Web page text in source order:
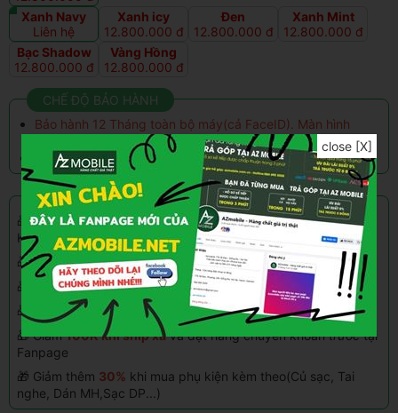
Xanh Navy
Liên hệ
Xanh icy
12.800.000 đ
Đen
12.800.000 đ
Xanh Mint
12.800.000 đ
Bạc Shadow
12.800.000 đ
Vàng Hồng
12.800.000 đ
CHẾ ĐỘ BẢO HÀNH
Bảo hành 12 Tháng toàn bộ máy(cả FaceID). Màn hình
Bao dùng đổi trả sản phẩm trong 15 ngày
CHƯƠNG TRÌNH KHUYẾN MÃI
🎁 Giảm thêm 5%tối đa500.000đkhi thanh toán qua
Kredivo, Home Paylate
🎁 Giảm 100k - 500k khi mua hàng vào
ngày sinh nhật
🎁 Trả góp 0%qua thẻ tín dụng(hỗ trợ đến 24 ngân hàng)
🎁 Tặng quà tích điểm1%
đổi với khách hàng thân quen
🎁 Giảm100K khi ship xavà đặt hàng chuyển khoảntrướctại
Fanpage
🎁 Giảm thêm 30% khi mua phụ kiện kèm theo(Củ sạc, Tai
nghe, Dán MH,Sạc DP...)
close [X]